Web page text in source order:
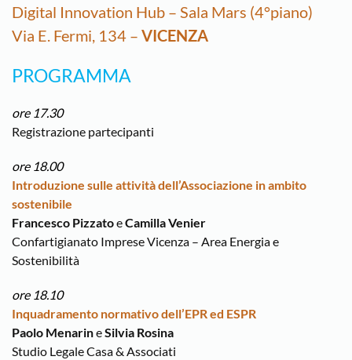
Digital Innovation Hub – Sala Mars (4°piano)
Via E. Fermi, 134 – VICENZA
PROGRAMMA
ore 17.30
Registrazione partecipanti
ore 18.00
Introduzione sulle attività dell’Associazione in ambito
sostenibile
Francesco PizzatoeCamilla Venier
Confartigianato Imprese Vicenza – Area Energia e
Sostenibilità
ore 18.10
Inquadramento normativo dell’EPR ed ESPR
Paolo MenarineSilvia Rosina
Studio Legale Casa & Associati